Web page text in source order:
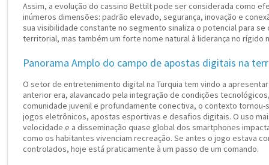
Assim, a evolução do cassino Bettilt pode ser considerada como
inúmeros dimensões: padrão elevado, segurança, inovação e
sua visibilidade constante no segmento sinaliza o potencial para se
territorial, mas também um forte nome natural à liderança no
Panorama Amplo do campo de apostas digitais na
O setor de entretenimento digital na Turquia tem vindo a
anterior era, alavancado pela integração de condições
comunidade juvenil e profundamente conectiva, o contexto
jogos eletrônicos, apostas esportivas e desafios digitais. O uso
velocidade e a disseminação quase global dos smartphones
como os habitantes vivenciam recreação. Se antes o jogo estava
controlados, hoje está praticamente à um passo de um comando.